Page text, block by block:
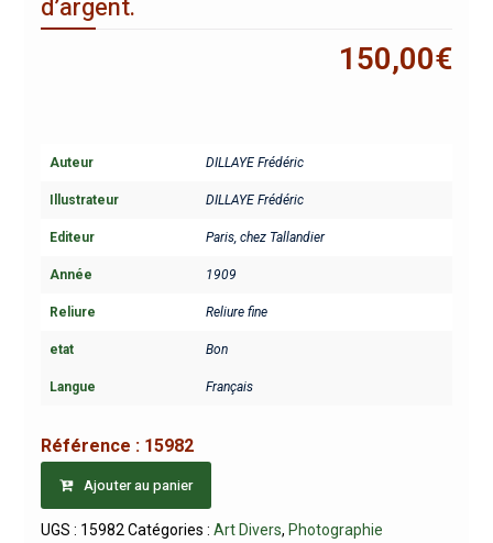
d’argent.
150,00€
Auteur DILLAYE Frédéric
Illustrateur DILLAYE Frédéric
Editeur Paris, chez Tallandier
Année 1909
Reliure Reliure fine
etat Bon
Langue Français
Référence : 15982
Ajouter au panier
UGS : 15982 Catégories : Art Divers, Photographie